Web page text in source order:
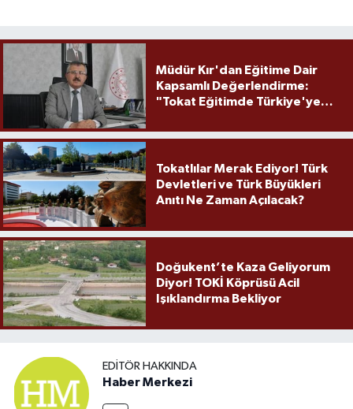
Müdür Kır'dan Eğitime Dair
Kapsamlı Değerlendirme:
"Tokat Eğitimde Türkiye'ye
Tokatlılar Merak Ediyor! Türk
Devletleri ve Türk Büyükleri
Anıtı Ne Zaman Açılacak?
Doğukent’te Kaza Geliyorum
Diyor! TOKİ Köprüsü Acil
Işıklandırma Bekliyor
EDITÖR HAKKINDA
Haber Merkezi